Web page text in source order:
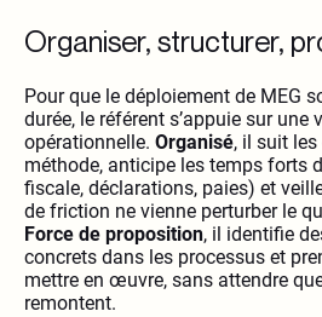
Organiser, structurer,
Pour que le déploiement de MEG
durée, le référent s’appuie sur une
opérationnelle. Organisé, il suit
méthode, anticipe les temps forts
fiscale, déclarations, paies) et
de friction ne vienne perturber le
Force de proposition, il identifie
concrets dans les processus et
mettre en œuvre, sans attendre
remontent.